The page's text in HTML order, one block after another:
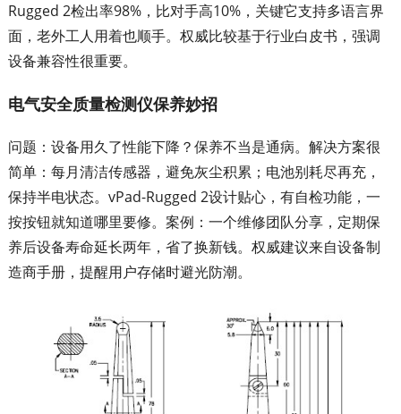
Rugged 2检出率98%，比对手高10%，关键它支持多语言界
面，老外工人用着也顺手。权威比较基于行业白皮书，强调
设备兼容性很重要。
电气安全质量检测仪保养妙招
问题：设备用久了性能下降？保养不当是通病。解决方案很
简单：每月清洁传感器，避免灰尘积累；电池别耗尽再充，
保持半电状态。vPad-Rugged 2设计贴心，有自检功能，一
按按钮就知道哪里要修。案例：一个维修团队分享，定期保
养后设备寿命延长两年，省了换新钱。权威建议来自设备制
造商手册，提醒用户存储时避光防潮。